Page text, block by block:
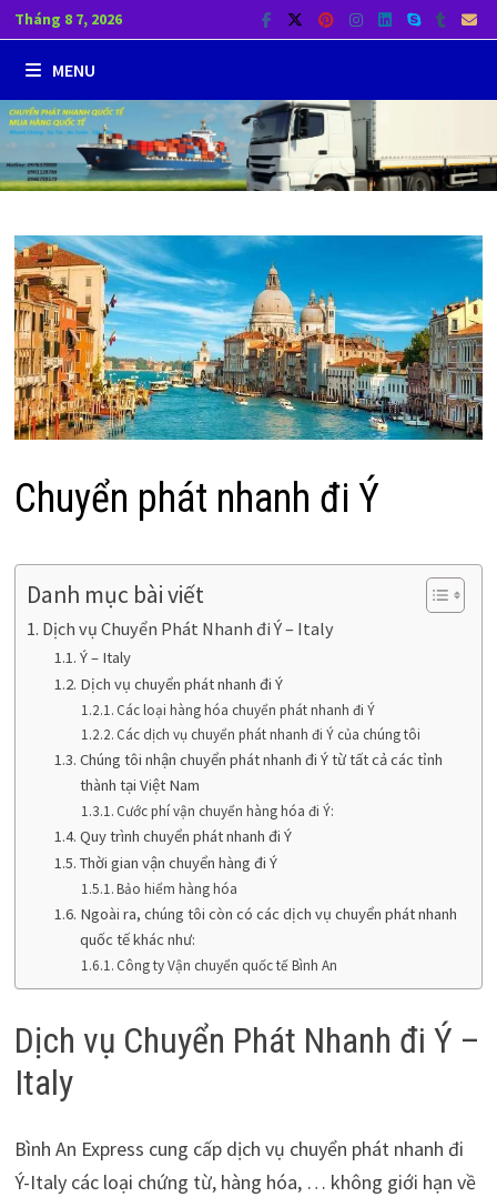
Skip
to
content
Tháng 8 7, 2026
MENU
Chuyển phát nhanh đi Ý
Danh mục bài viết
Dịch vụ Chuyển Phát Nhanh đi Ý – Italy
Ý – Italy
Dịch vụ chuyển phát nhanh đi Ý
Các loại hàng hóa chuyển phát nhanh đi Ý
Các dịch vụ chuyển phát nhanh đi Ý của chúng tôi
Chúng tôi nhận chuyển phát nhanh đi Ý từ tất cả các tỉnh
thành tại Việt Nam
Cước phí vận chuyển hàng hóa đi Ý:
Quy trình chuyển phát nhanh đi Ý
Thời gian vận chuyển hàng đi Ý
Bảo hiểm hàng hóa
Ngoài ra, chúng tôi còn có các dịch vụ chuyển phát nhanh
quốc tế khác như:
Công ty Vận chuyển quốc tế Bình An
Dịch vụ Chuyển Phát Nhanh đi Ý –
Italy
Bình An Express cung cấp dịch vụ chuyển phát nhanh đi
Ý-Italy các loại chứng từ, hàng hóa, … không giới hạn về